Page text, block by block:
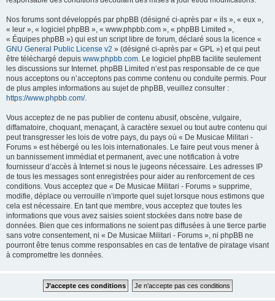
Nos forums sont développés par phpBB (désigné ci-après par « ils », « eux »,
« leur », « logiciel phpBB », « www.phpbb.com », « phpBB Limited »,
« Équipes phpBB ») qui est un script libre de forum, déclaré sous la licence «
GNU General Public License v2 » (désigné ci-après par « GPL ») et qui peut
être téléchargé depuis www.phpbb.com. Le logiciel phpBB facilite seulement
les discussions sur Internet. phpBB Limited n’est pas responsable de ce que
nous acceptons ou n’acceptons pas comme contenu ou conduite permis. Pour
de plus amples informations au sujet de phpBB, veuillez consulter :
https://www.phpbb.com/.
Vous acceptez de ne pas publier de contenu abusif, obscène, vulgaire,
diffamatoire, choquant, menaçant, à caractère sexuel ou tout autre contenu qui
peut transgresser les lois de votre pays, du pays où « De Musicae Militari -
Forums » est hébergé ou les lois internationales. Le faire peut vous mener à
un bannissement immédiat et permanent, avec une notification à votre
fournisseur d’accès à Internet si nous le jugeons nécessaire. Les adresses IP
de tous les messages sont enregistrées pour aider au renforcement de ces
conditions. Vous acceptez que « De Musicae Militari - Forums » supprime,
modifie, déplace ou verrouille n’importe quel sujet lorsque nous estimons que
cela est nécessaire. En tant que membre, vous acceptez que toutes les
informations que vous avez saisies soient stockées dans notre base de
données. Bien que ces informations ne soient pas diffusées à une tierce partie
sans votre consentement, ni « De Musicae Militari - Forums », ni phpBB ne
pourront être tenus comme responsables en cas de tentative de piratage visant
à compromettre les données.